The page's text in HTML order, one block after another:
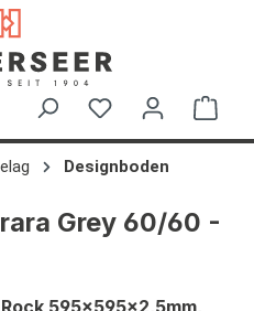
Designboden
Grey 60/60 -
595x595x2,5mm,